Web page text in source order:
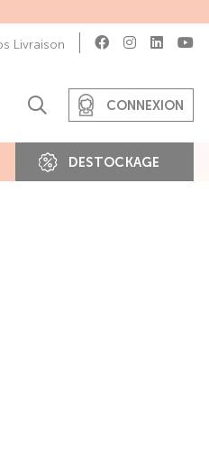
DESTOCKAGE
CONNEXION
Livraison